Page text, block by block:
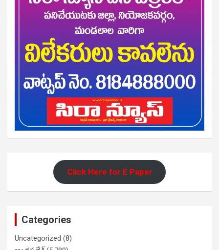
Click Here for E Paper
Categories
Uncategorized (8)